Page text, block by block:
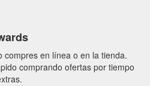
compres en línea o en la tienda.
comprando ofertas por tiempo